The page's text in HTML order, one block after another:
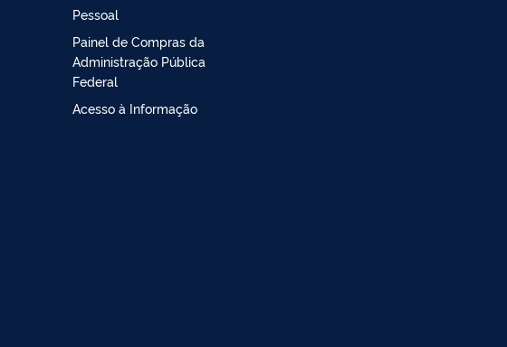
Pessoal
Painel de Compras da
Administração Pública
Federal
Acesso à Informação